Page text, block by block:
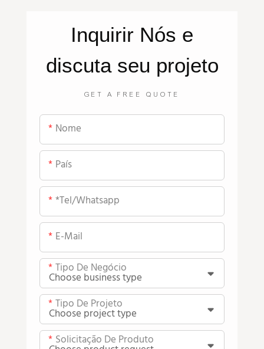
Inquirir Nós e
discuta seu projeto
GET A FREE QUOTE
Nome
País
*tel/whatsapp
E-Mail
Tipo De Negócio
Tipo De Projeto
Solicitação De Produto